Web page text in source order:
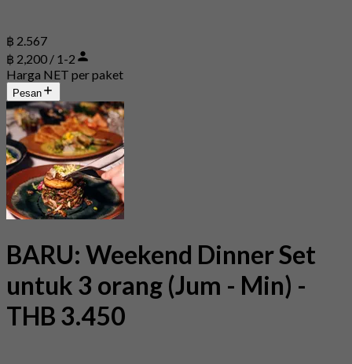
฿ 2.567
฿ 2,200 / 1-2
Harga NET per paket
Pesan
BARU: Weekend Dinner Set
untuk 3 orang (Jum - Min) -
THB 3.450